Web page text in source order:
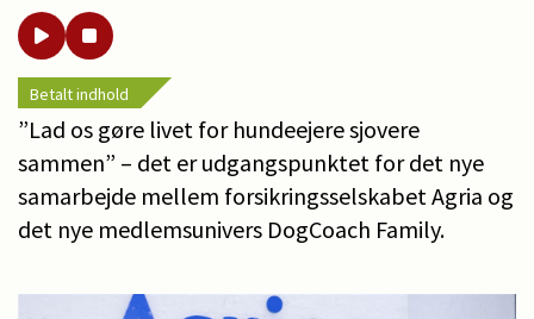
Betalt indhold
”Lad os gøre livet for hundeejere sjovere
sammen” – det er udgangspunktet for det nye
samarbejde mellem forsikringsselskabet Agria og
det nye medlemsunivers DogCoach Family.